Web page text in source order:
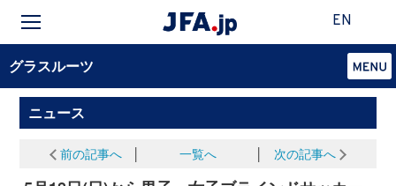
EN
グラスルーツ
ニュース
前の記事へ 一覧へ 次の記事へ